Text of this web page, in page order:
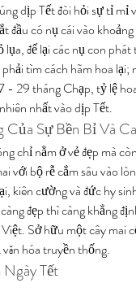
dịp Tết đòi hỏi sự tỉ mỉ
đầu có nụ cái vào
để lại các nụ con phát
tìm cách hãm hoa
- 29 tháng Chạp, tỷ lệ
nhất vào dịp Tết.
Của Sự Bền Bỉ Và
chỉ nằm ở vẻ đẹp mà
với bộ rễ cắm sâu vào
kiên cường và đức hy
đẹp thì càng khẳng
Sở hữu một cây mai
hóa truyền thống.
Tết